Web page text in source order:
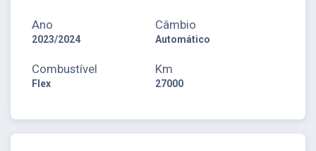
Ano
2023/2024
Câmbio
Automático
Combustível
Flex
Km
27000